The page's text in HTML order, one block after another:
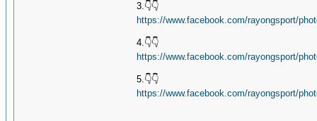
3.👇👇
https://www.facebook.com/rayongsport/
4.👇👇
https://www.facebook.com/rayongsport/
5.👇👇
https://www.facebook.com/rayongsport/